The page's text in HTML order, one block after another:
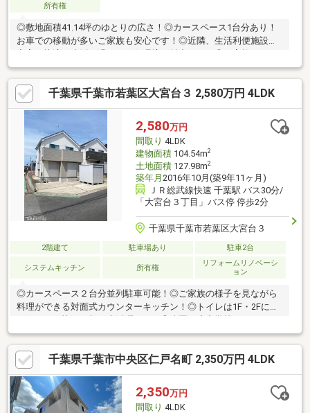
所有権
◎敷地面積41.14坪のゆとりの広さ！◎カースペース1台分あり！
お車での移動が多いご家族も安心です！◎近隣、生活利便施設が
充実！快適な生活が過ごせる住環境が魅力です！◎ご家族みんな
がゆったりくつろげる広々リビング！◎居室は全部屋6帖以上のゆ
ったりくつろぎ空間！◎全居室2面採光！陽当り・通風に恵まれて
います！◎柔らかい和室付きの物件！和の空間を感じることので
きる落ち着きある一部屋です！◎明るく解放感のある「吹抜」の
玄関！一年中心地よい光が差し込みます！◎お庭付き！ガーデニ
ングや家庭菜園などが楽しめますね！
千葉県千葉市若葉区大宮台３ 2,580万円 4LDK
2,580万円
間取り 4LDK
建物面積104.54m2
土地面積127.98m2
築年月 2016年10月(築9年11ヶ月)
ＪＲ総武線快速 千葉駅 バス30分/
「大宮台３丁目」バス停 停歩2分
千葉県千葉市若葉区大宮台３
2階建て 駐車場あり 駐車2台
システムキッチン 所有権
リフォームリノベーシ
ョン
◎カースペース２台分並列駐車可能！◎ご家族の様子を見ながら
料理ができる対面式カウンターキッチン！◎トイレは1F・2Fにご
など徒歩圏内にそろう子育て家族におすすめの立地！◎建物面積
104.54平米の４LDKの間取り！
千葉県千葉市中央区仁戸名町 2,350万円 4LDK
2,350万円
間取り 4LDK